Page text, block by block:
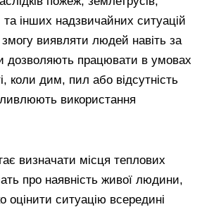
та інших надзвичайних ситуацій
виявляти людей навіть за
дозволяють працювати в умовах
коли дим, пил або відсутність
використання
визначати місця теплових
про наявність живої людини,
оцінити ситуацію всередині